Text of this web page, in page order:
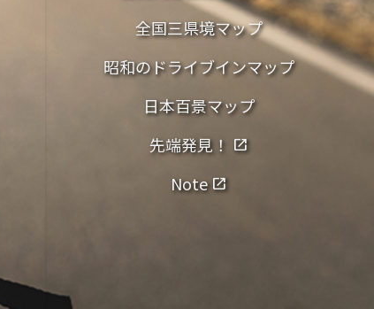
全国三県境マップ
昭和のドライブインマップ
日本百景マップ
先端発見！ open_in_new
Note open_in_new